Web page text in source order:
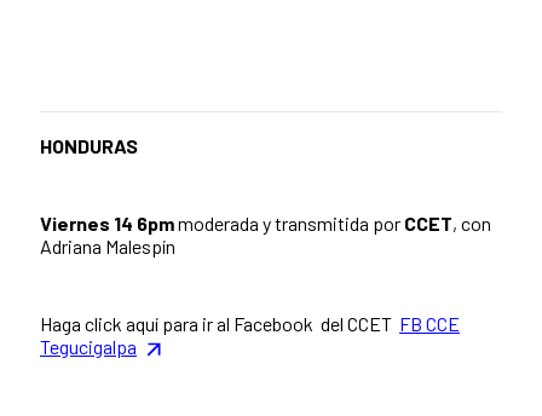
HONDURAS
Viernes 14 6pmmoderada y transmitida por CCET, con
Adriana Malespín
Haga click aquí para ir al Facebook del CCET FB CCE
Tegucigalpa